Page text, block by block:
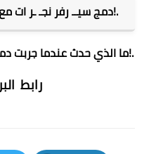
دمج سيــ رفر نجـ ـر ات مع أي برنامج آخر في 30 دقيقة!.
ما الذي حدث عندما جربت دمج سيــ رفر نجـ ـر ات مع برنامج آخر!.
رابط